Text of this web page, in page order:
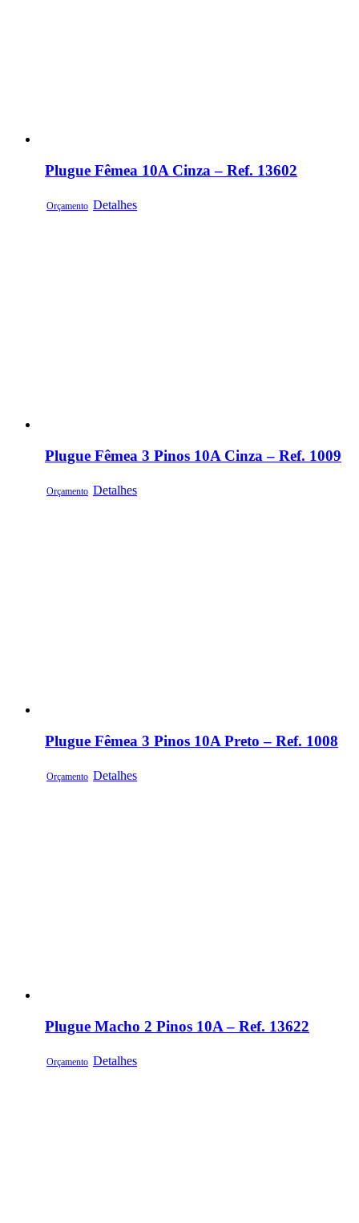
Plugue Fêmea 10A Cinza – Ref. 13602
Orçamento Detalhes
Plugue Fêmea 3 Pinos 10A Cinza – Ref. 1009
Orçamento Detalhes
Plugue Fêmea 3 Pinos 10A Preto – Ref. 1008
Orçamento Detalhes
Plugue Macho 2 Pinos 10A – Ref. 13622
Orçamento Detalhes